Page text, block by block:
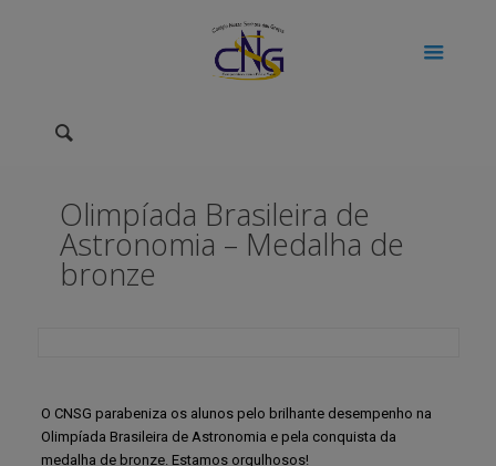
Olimpíada Brasileira de
Astronomia – Medalha de
bronze
O CNSG parabeniza os alunos pelo brilhante desempenho na
Olimpíada Brasileira de Astronomia e pela conquista da
medalha de bronze. Estamos orgulhosos!